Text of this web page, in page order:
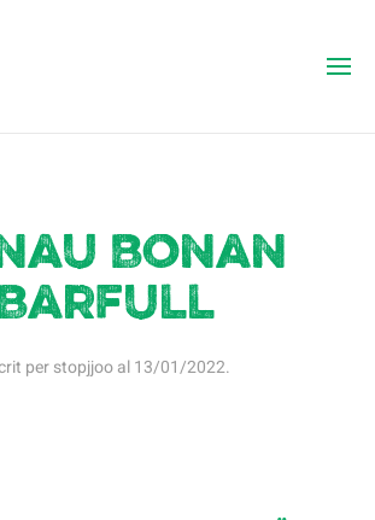
Bonan
perstopjjooal13/01/2022.